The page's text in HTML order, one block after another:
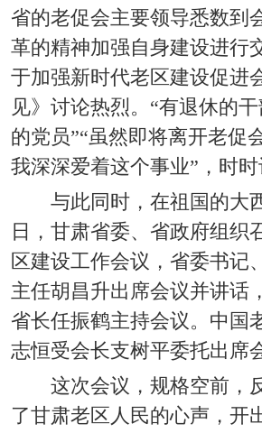
省的老促会主要领导悉数到
革的精神加强自身建设进行
于加强新时代老区建设促进
见》讨论热烈。“有退休的
的党员”“虽然即将离开老促
我深深爱着这个事业”，时时
与此同时，在祖国的大
日，甘肃省委、省政府组织
区建设工作会议，省委书记
主任胡昌升出席会议并讲话
省长任振鹤主持会议。中国
志恒受会长支树平委托出席
这次会议，规格空前，
了甘肃老区人民的心声，开